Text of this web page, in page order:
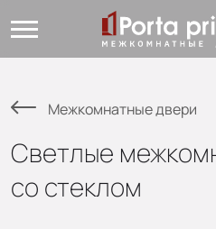
Межкомнатные двери
Светлые
со стеклом